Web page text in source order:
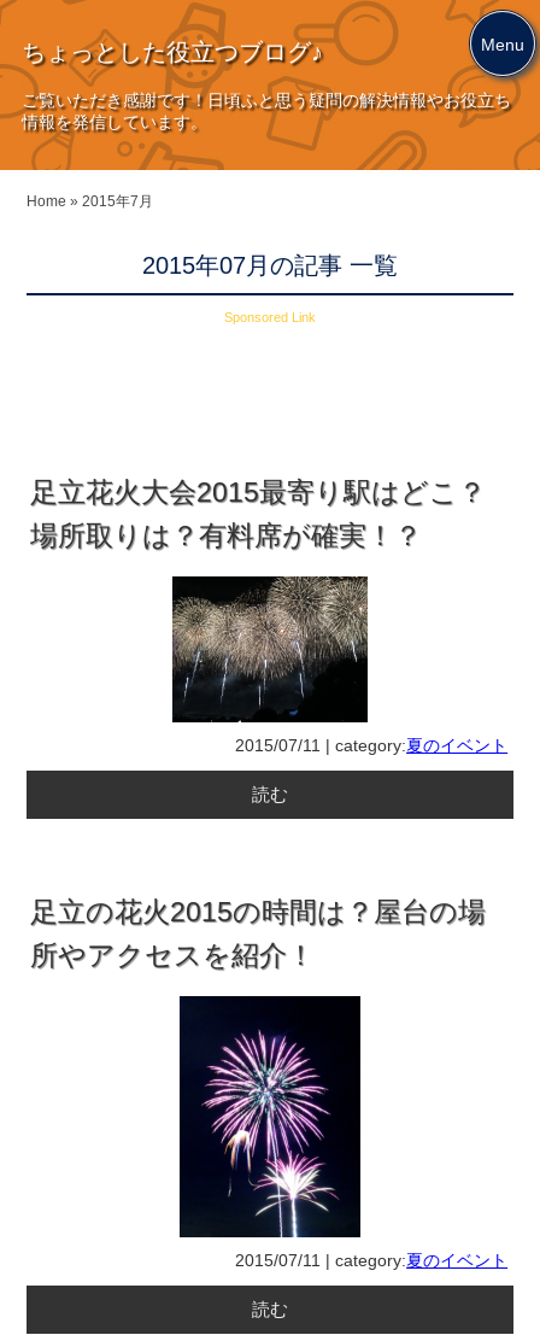
ちょっとした役立つブログ♪
ご覧いただき感謝です！日頃ふと思う疑問の解決情報やお役立ち
情報を発信しています。
Home » 2015年7月
2015年07月の記事 一覧
Sponsored Link
足立花火大会2015最寄り駅はどこ？
場所取りは？有料席が確実！？
2015/07/11 | category:夏のイベント
読む
足立の花火2015の時間は？屋台の場
所やアクセスを紹介！
2015/07/11 | category:夏のイベント
読む
Menu